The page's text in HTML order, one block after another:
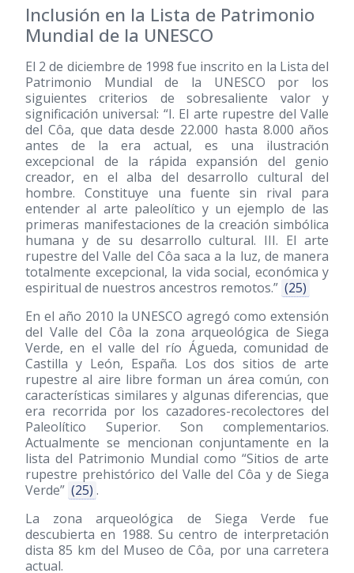
Inclusión en la Lista de Patrimonio
Mundial de la UNESCO
El 2 de diciembre de 1998 fue inscrito en la Lista del
Patrimonio Mundial de la UNESCO por los
siguientes criterios de sobresaliente valor y
significación universal: “I. El arte rupestre del Valle
del Côa, que data desde 22.000 hasta 8.000 años
antes de la era actual, es una ilustración
excepcional de la rápida expansión del genio
creador, en el alba del desarrollo cultural del
hombre. Constituye una fuente sin rival para
entender al arte paleolítico y un ejemplo de las
primeras manifestaciones de la creación simbólica
humana y de su desarrollo cultural. III. El arte
rupestre del Valle del Côa saca a la luz, de manera
totalmente excepcional, la vida social, económica y
espiritual de nuestros ancestros remotos.” (25)
En el año 2010 la UNESCO agregó como extensión
del Valle del Côa la zona arqueológica de Siega
Verde, en el valle del río Águeda, comunidad de
Castilla y León, España. Los dos sitios de arte
rupestre al aire libre forman un área común, con
características similares y algunas diferencias, que
era recorrida por los cazadores-recolectores del
Paleolítico Superior. Son complementarios.
Actualmente se mencionan conjuntamente en la
lista del Patrimonio Mundial como “Sitios de arte
rupestre prehistórico del Valle del Côa y de Siega
Verde” (25) .
La zona arqueológica de Siega Verde fue
descubierta en 1988. Su centro de interpretación
dista 85 km del Museo de Côa, por una carretera
actual.